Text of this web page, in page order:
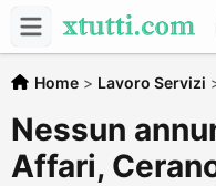
Home > Lavoro Servizi
Nessun
Affari,